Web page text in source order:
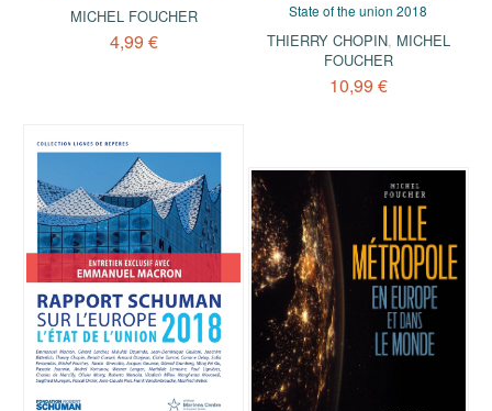
MICHEL FOUCHER
4,99 €
State of the union 2018
THIERRY CHOPIN, MICHEL
FOUCHER
10,99 €